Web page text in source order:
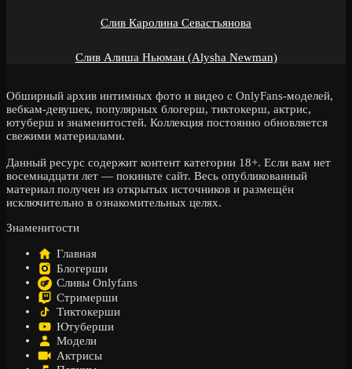
Слив Каролина Севастьянова
Слив Алиша Ньюман (Alysha Newman)
Обширный архив интимных фото и видео с OnlyFans-моделей,
вебкам-девушек, популярных блогерш, тиктокерш, актрис,
ютуберш и знаменитостей. Коллекция постоянно обновляется
свежими материалами.
Данный ресурс содержит контент категории 18+. Если вам нет
восемнадцати лет — покиньте сайт. Весь опубликованный
материал получен из открытых источников и размещён
исключительно в ознакомительных целях.
Знаменитости
Главная
Блогерши
Сливы Onlyfans
Стримерши
Тиктокерши
Ютуберши
Модели
Актрисы